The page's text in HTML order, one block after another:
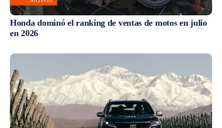
Honda dominó el ranking de ventas de motos en julio
en 2026